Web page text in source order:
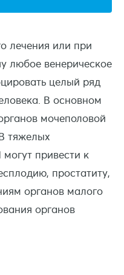
лечения или при
любое венерическое
целый ряд
В основном
мочеполовой
тяжелых
привести к
простатиту,
органов малого
органов